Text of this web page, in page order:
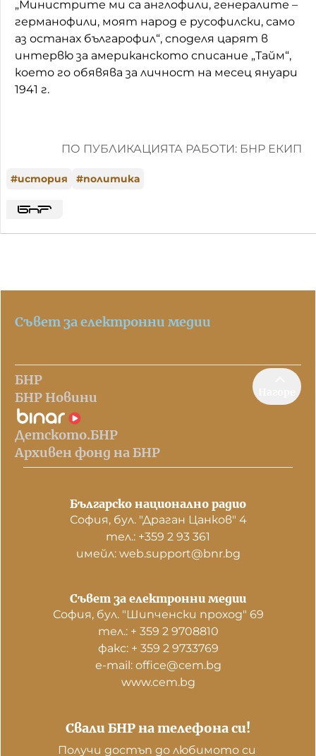
„Министрите ми са англофили, генералите –
германофили, моят народ е русофилски, само
аз останах българофил“, споделя царят в
интервю за американското списание „Тайм“,
което го обявява за личност на месец януари
1941 г.
ПО ПУБЛИКАЦИЯТА РАБОТИ: БНР ЕКИП
#история #политика
Съвет за електронни медии
БНР
БНР Новини
Детското.БНР
Архивен фонд на БНР
Българско национално радио
София, бул. "Драган Цанков" 4
тел.: +359 2 93 361
имейл: web.support@bnr.bg
Свали БНР на телефона си!
Получи достъп до любимото си
Съвет за електронни медии
София, бул. "Шипченски проход" 69
тел.: + 359 2 9708810
факс: + 359 2 9733769
е-mail: office@cem.bg
www.cem.bg